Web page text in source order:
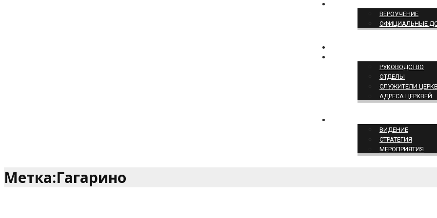
ВЕРОУЧЕНИЕ
ОФИЦИАЛЬНЫЕ
РУКОВОДСТВО
ОТДЕЛЫ
СЛУЖИТЕЛИ
АДРЕСА ЦЕРКВЕЙ
ВИДЕНИЕ
СТРАТЕГИЯ
МЕРОПРИЯТИЯ
Метка:Гагарино